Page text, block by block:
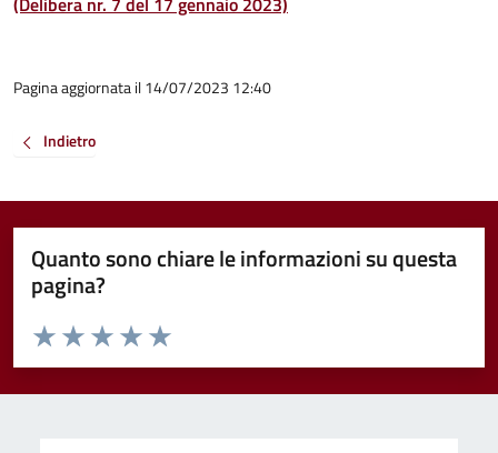
Pagina aggiornata il 14/07/2023 12:40
Indietro
Quanto sono chiare le informazioni su questa
pagina?
Valuta da 1 a 5 stelle la pagina
Valuta 5 stelle su 5
Valuta 4 stelle su 5
Valuta 3 stelle su 5
Valuta 2 stelle su 5
Valuta 1 stelle su 5